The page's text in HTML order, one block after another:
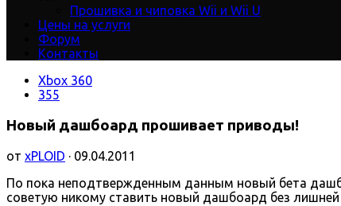
Прошивка и чиповка Wii и Wii U
Цены на услуги
Форум
Контакты
Xbox 360
355
Новый дашбоард прошивает приводы!
от xPLOID · 09.04.2011
По пока неподтвержденным данным новый бета
советую никому ставить новый дашбоард без